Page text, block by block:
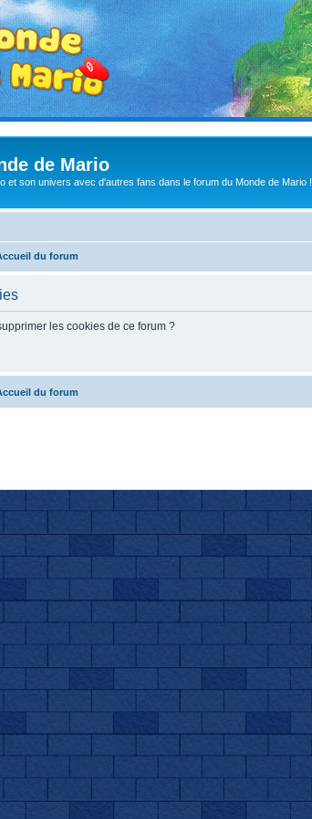
de Mario
et son univers avec d'autres fans dans le forum du Monde de Mario !
du forum
les cookies de ce forum ?
du forum